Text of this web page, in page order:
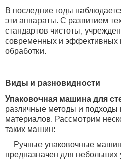
В последние годы
эти аппараты. С развитием
стандартов чистоты,
современных и эффективных
обработки.
Виды и разновидности
Упаковочная машина для
различные методы и подходы
материалов. Рассмотрим
таких машин:
Ручные упаковочные
предназначен для небольших